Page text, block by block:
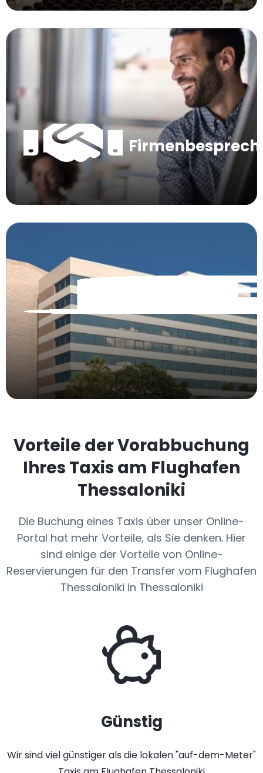
Vorteile der Vorabbuchung
Ihres Taxis am Flughafen
Thessaloniki
Die Buchung eines Taxis über unser Online-
Portal hat mehr Vorteile, als Sie denken. Hier
sind einige der Vorteile von Online-
Reservierungen für den Transfer vom Flughafen
Thessaloniki in Thessaloniki
Günstig
Wir sind viel günstiger als die lokalen "auf-dem-Meter"